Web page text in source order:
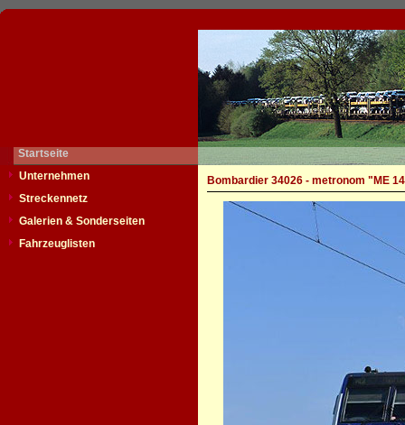
Startseite
Unternehmen
Streckennetz
Galerien & Sonderseiten
Fahrzeuglisten
Bombardier 34026 - metronom "ME